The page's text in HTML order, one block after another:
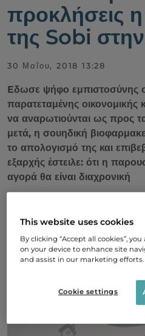
προκλήσεις
της Sobi
30 Μαΐου, 2018 13:28
Eδωσε ψήφο εμπιστοσύνης
παρατεταμένης οικονομικής
να αναρωτιούνται ως προς
μετά, η σουηδική
το απολογισμό της και
εξαρχής έστειλε: ότι η
αγορά θα είναι διαχρονική
This website uses cookies
By clicking “Accept all cookies”,
on your device to enhance site
and assist in our marketing efforts.
Cookie settings